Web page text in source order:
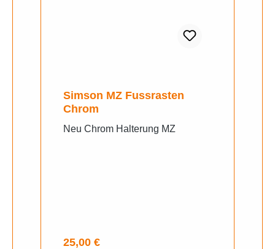
Simson MZ Fussrasten
Chrom
Neu Chrom Halterung MZ
Regulärer Preis:
25,00 €